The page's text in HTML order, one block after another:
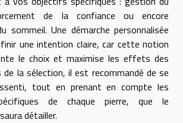
de la confiance ou encore
sommeil. Une démarche personnalisée
une intention claire, car cette notion
le choix et maximise les effets des
de la sélection, il est recommandé de se
tout en prenant en compte les
de chaque pierre, que le
détailler.